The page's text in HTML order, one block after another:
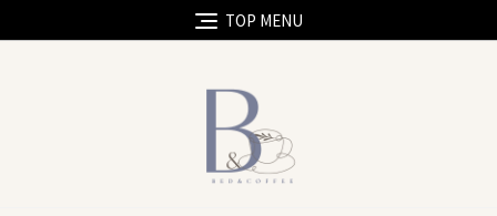
TOP MENU